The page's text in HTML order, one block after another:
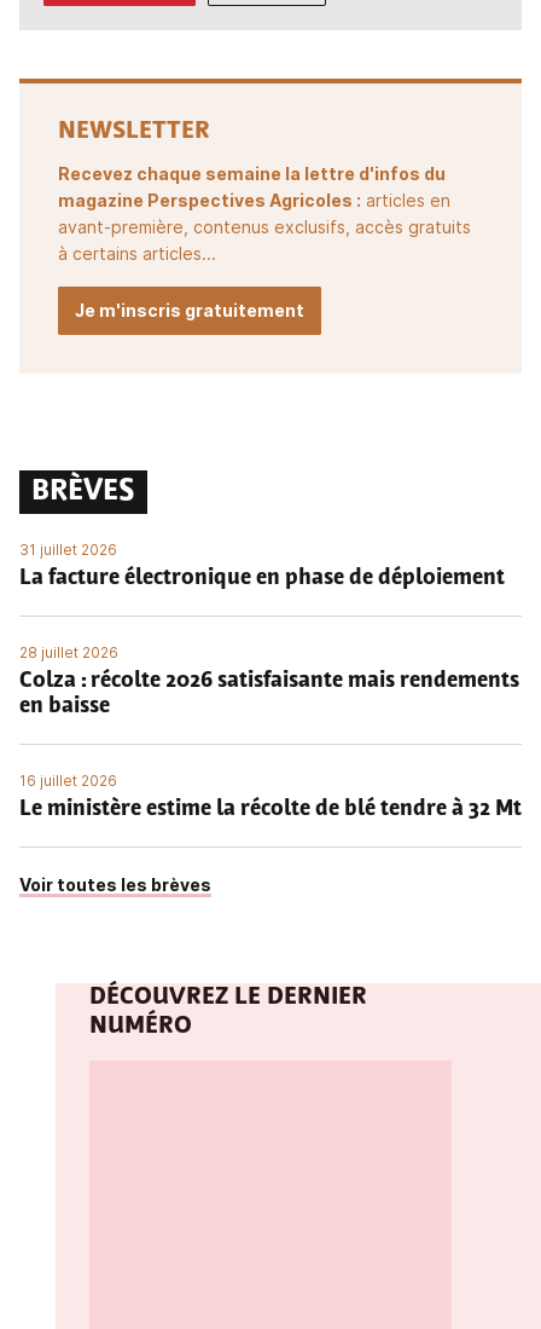
NEWSLETTER
Recevez chaque semaine la lettre d'infos du
magazine Perspectives Agricoles : articles en
avant-première, contenus exclusifs, accès gratuits
à certains articles...
Je m'inscris gratuitement
BRÈVES
31 juillet 2026
La facture électronique en phase de déploiement
28 juillet 2026
Colza : récolte 2026 satisfaisante mais rendements
en baisse
16 juillet 2026
Le ministère estime la récolte de blé tendre à 32 Mt
Voir toutes les brèves
DÉCOUVREZ LE DERNIER
NUMÉRO